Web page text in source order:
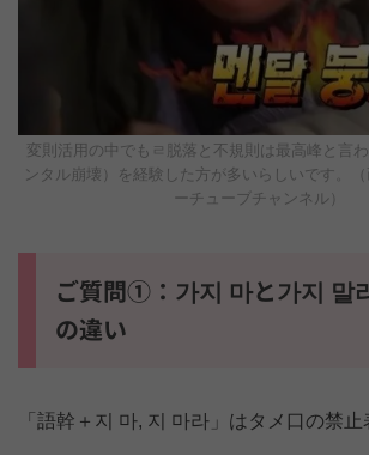
変則活用の中でもㄹ脱落と不規則は最高峰と言
ンタル崩壊）を経験した方が多いらしいです。
ーチューブチャンネル）
ご質問①：가지 마と가지 말
の違い
「語幹＋지 마, 지 마라」はタメ口の禁止